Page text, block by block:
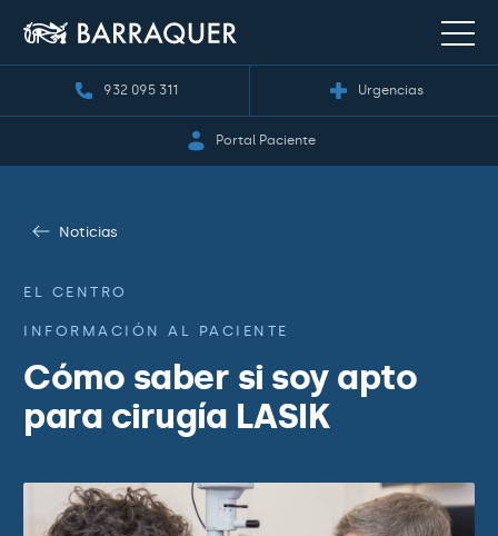
932 095 311 Urgencias
Portal Paciente
Noticias
EL CENTRO
INFORMACIÓN AL PACIENTE
Cómo saber si soy apto
para cirugía LASIK